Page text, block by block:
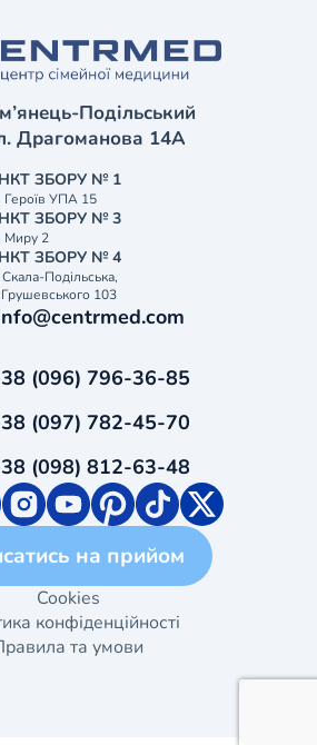
Подільський
Драгоманова 14А
ЗБОРУ № 1
Героїв УПА 15
ЗБОРУ № 3
Миру 2
ЗБОРУ № 4
Скала-Подільська,
103
(096) 796-36-85
(097) 782-45-70
(098) 812-63-48
на прийом
Cookies
конфіденційності
та умови